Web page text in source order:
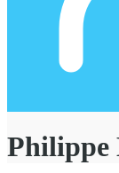
Philippe